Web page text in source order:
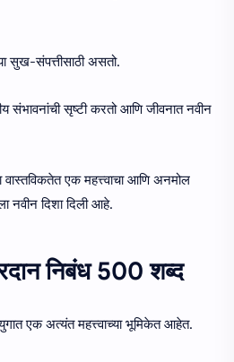
सुख-संपत्तीसाठी असतो.
संभावनांची सृष्टी करतो आणि जीवनात नवीन
एक महत्त्वाचा आणि अनमोल
नवीन दिशा दिली आहे.
निबंध 500 शब्द
एक अत्यंत महत्त्वाच्या भूमिकेत आहेत.